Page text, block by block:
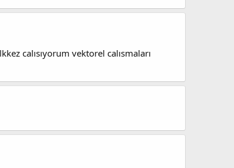
calısıyorum vektorel calısmaları